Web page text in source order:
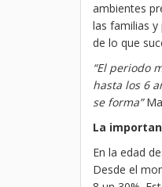
ambientes
las familias
de lo que
“El periodo
hasta los 6
se forma”
La
En la edad
Desde el